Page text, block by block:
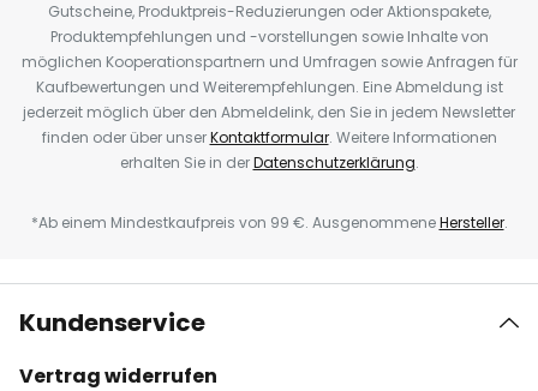
Gutscheine, Produktpreis-Reduzierungen oder Aktionspakete,
Produktempfehlungen und -vorstellungen sowie Inhalte von
möglichen Kooperationspartnern und Umfragen sowie Anfragen für
Kaufbewertungen und Weiterempfehlungen. Eine Abmeldung ist
jederzeit möglich über den Abmeldelink, den Sie in jedem Newsletter
finden oder über unserKontaktformular. Weitere Informationen
erhalten Sie in derDatenschutzerklärung.
*Ab einem Mindestkaufpreis von 99 €. AusgenommeneHersteller.
Kundenservice
Vertrag widerrufen